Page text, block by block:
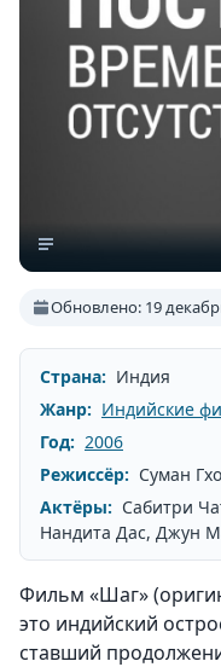
Обновлено: 19
Страна: Индия
Жанр: Индийские
Год: 2006
Режиссёр: Суман
Актёры: Сабитри
Нандита Дас, Джун
Фильм «Шаг»
это индийский
ставший